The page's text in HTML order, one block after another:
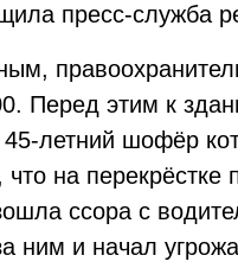
пресс-служба
Перед этим к
45-летний шофёр
что на
ссора с
ним и начал